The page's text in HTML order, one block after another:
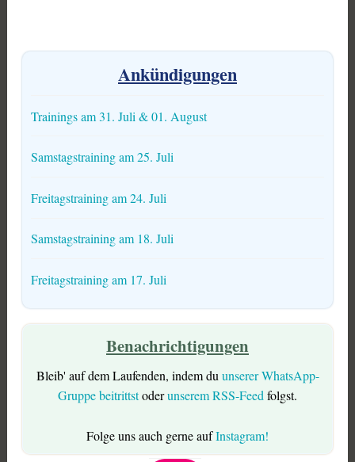
Ankündigungen
Trainings am 31. Juli & 01. August
Samstagstraining am 25. Juli
Freitagstraining am 24. Juli
Samstagstraining am 18. Juli
Freitagstraining am 17. Juli
Benachrichtigungen
Bleib' auf dem Laufenden, indem du unserer WhatsApp-
Gruppe beitrittstoderunserem RSS-Feed folgst.
Folge uns auch gerne aufInstagram!